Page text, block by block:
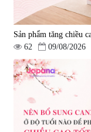
Sản phẩm tăng chiều
62
09/08/2026